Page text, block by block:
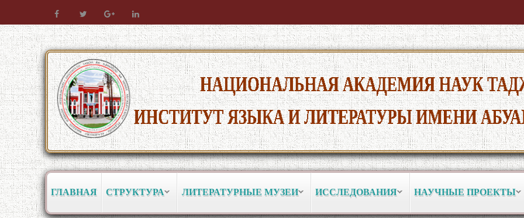
ГЛАВНАЯ СТРУКТУРА ЛИТЕРАТУРНЫЕ МУЗЕИ ИССЛЕДОВАНИЯ НАУЧНЫЕ ПРОЕКТЫ